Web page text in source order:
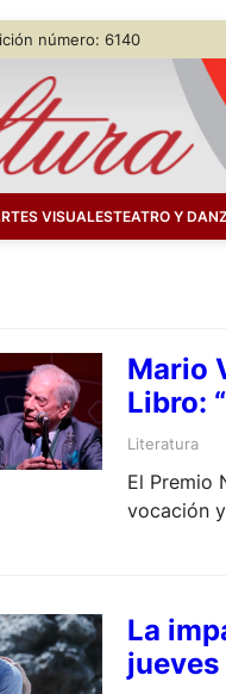
número: 6140
VISUALESTEATRO Y
Mario
Libro:
Literatura
El Premio
vocación
La